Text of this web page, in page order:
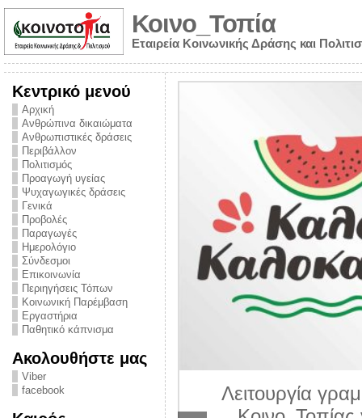
Κοινο_Τοπία
Εταιρεία Κοινωνικής Δράσης και
Κεντρικό μενού
Αρχική
Ανθρώπινα δικαιώματα
Ανθρωπιστικές δράσεις
Περιβάλλον
Πολιτισμός
Προαγωγή υγείας
Ψυχαγωγικές δράσεις
Γενικά
Προβολές
Παραγωγές
Ημερολόγιο
Σύνδεσμοι
Επικοινωνία
Περιηγήσεις Τόπων
Κοινωνική Παρέμβαση
Εργαστήρια
Παθητικό κάπνισμα
Ακολουθήστε μας
Viber
facebook
από την
την ημέρα
και
στο
2026
Λειτουργία